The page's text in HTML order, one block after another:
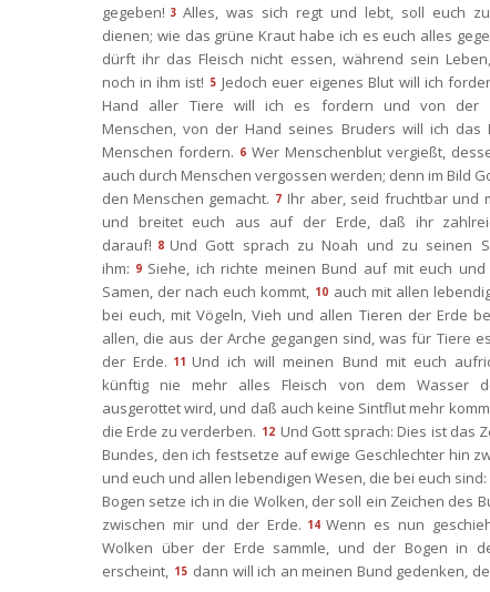
gegeben! 3 Alles, was sich regt und lebt, soll euch
dienen; wie das grüne Kraut habe ich es euch alles
dürft ihr das Fleisch nicht essen, während sein
noch in ihm ist! 5 Jedoch euer eigenes Blut will ich
Hand aller Tiere will ich es fordern und von der
Menschen, von der Hand seines Bruders will ich das
Menschen fordern. 6 Wer Menschenblut vergießt,
auch durch Menschen vergossen werden; denn im Bild
den Menschen gemacht. 7 Ihr aber, seid fruchtbar und
und breitet euch aus auf der Erde, daß ihr
darauf! 8 Und Gott sprach zu Noah und zu seinen
ihm: 9 Siehe, ich richte meinen Bund auf mit euch und
Samen, der nach euch kommt, 10 auch mit allen
bei euch, mit Vögeln, Vieh und allen Tieren der Erde
allen, die aus der Arche gegangen sind, was für Tiere
der Erde. 11 Und ich will meinen Bund mit euch
künftig nie mehr alles Fleisch von dem Wasser
ausgerottet wird, und daß auch keine Sintflut mehr
die Erde zu verderben. 12 Und Gott sprach: Dies ist das
Bundes, den ich festsetze auf ewige Geschlechter hin
und euch und allen lebendigen Wesen, die bei euch sind:
Bogen setze ich in die Wolken, der soll ein Zeichen des
zwischen mir und der Erde. 14 Wenn es nun
Wolken über der Erde sammle, und der Bogen in
erscheint, 15 dann will ich an meinen Bund gedenken,